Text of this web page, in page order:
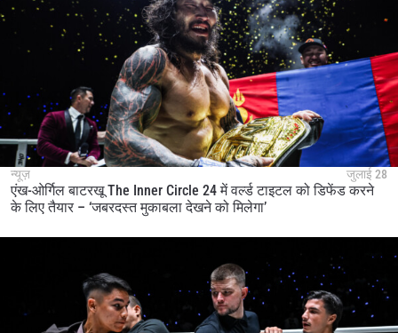
न्यूज़ जुलाई 28
एंख-ओर्गिल बाटरखू The Inner Circle 24 में वर्ल्ड टाइटल को डिफेंड करने
के लिए तैयार – ‘जबरदस्त मुकाबला देखने को मिलेगा’